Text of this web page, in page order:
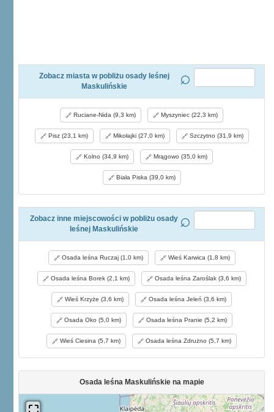
Zobacz miasta w pobliżu osady leśnej
Maskulińskie
Ruciane-Nida (9,3 km) Myszyniec (22,3 km)
Pisz (23,1 km) Mikołajki (27,0 km) Szczytno (31,9 km)
Kolno (34,9 km) Mrągowo (35,0 km)
Biała Piska (39,0 km)
Zobacz inne miejscowości w pobliżu osady
leśnej Maskulińskie
Osada leśna Ruczaj (1,0 km) Wieś Karwica (1,8 km)
Osada leśna Borek (2,1 km) Osada leśna Zaroślak (3,6 km)
Wieś Krzyże (3,6 km) Osada leśna Jeleń (3,6 km)
Osada Oko (5,0 km) Osada leśna Pranie (5,2 km)
Wieś Ciesina (5,7 km) Osada leśna Zdrużno (5,7 km)
Osada leśna Maskulińskie na mapie